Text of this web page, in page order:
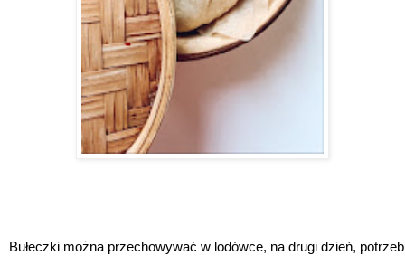
Bułeczki można przechowywać w lodówce, na drugi dzień,